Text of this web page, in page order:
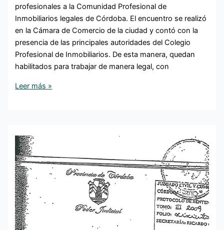
profesionales a la Comunidad Profesional de
Inmobiliarios legales de Córdoba. El encuentro se realizó
en la Cámara de Comercio de la ciudad y contó con la
presencia de las principales autoridades del Colegio
Profesional de Inmobiliarios. De esta manera, quedan
habilitados para trabajar de manera legal, con
Leer más »